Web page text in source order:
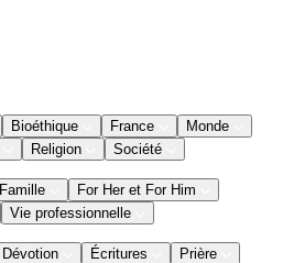
Bioéthique France
Monde
Religion Société
Famille
For Her et For Him
Vie professionnelle
Dévotion Écritures
Prière